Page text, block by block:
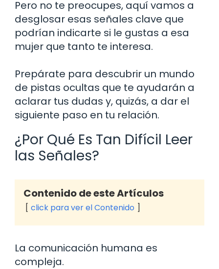
Pero no te preocupes, aquí vamos a
desglosar esas señales clave que
podrían indicarte si le gustas a esa
mujer que tanto te interesa.
Prepárate para descubrir un mundo
de pistas ocultas que te ayudarán a
aclarar tus dudas y, quizás, a dar el
siguiente paso en tu relación.
¿Por Qué Es Tan Difícil Leer
las Señales?
Contenido de este Artículos
click para ver el Contenido
La comunicación humana es
compleja.